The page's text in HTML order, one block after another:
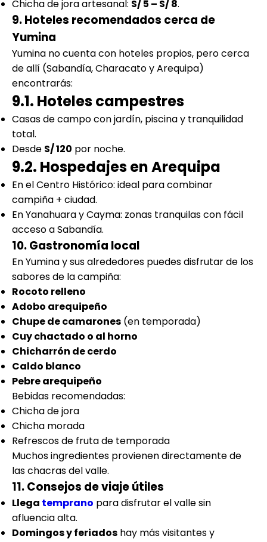
Chicha de jora artesanal: S/ 5 – S/ 8.
9. Hoteles recomendados cerca de
Yumina
Yumina no cuenta con hoteles propios, pero cerca
de allí (Sabandía, Characato y Arequipa)
encontrarás:
9.1. Hoteles campestres
Casas de campo con jardín, piscina y tranquilidad
total.
Desde S/ 120 por noche.
9.2. Hospedajes en Arequipa
En el Centro Histórico: ideal para combinar
campiña + ciudad.
En Yanahuara y Cayma: zonas tranquilas con fácil
acceso a Sabandía.
10. Gastronomía local
En Yumina y sus alrededores puedes disfrutar de los
sabores de la campiña:
Rocoto relleno
Adobo arequipeño
Chupe de camarones (en temporada)
Cuy chactado o al horno
Chicharrón de cerdo
Caldo blanco
Pebre arequipeño
Bebidas recomendadas:
Chicha de jora
Chicha morada
Refrescos de fruta de temporada
Muchos ingredientes provienen directamente de
las chacras del valle.
11. Consejos de viaje útiles
Llega temprano para disfrutar el valle sin
afluencia alta.
Domingos y feriados hay más visitantes y